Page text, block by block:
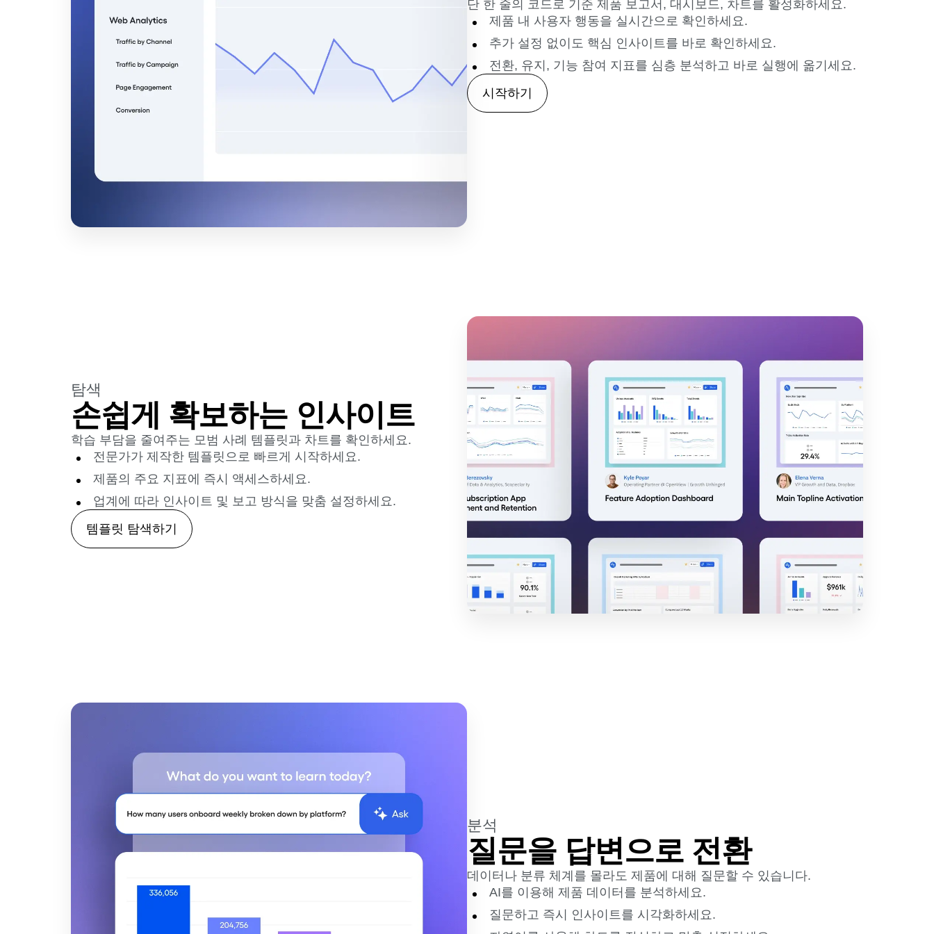
단 한 줄의 코드로 기준 제품 보고서, 대시보드, 차트를 활성화하세요.
제품 내 사용자 행동을 실시간으로 확인하세요.
추가 설정 없이도 핵심 인사이트를 바로 확인하세요.
전환, 유지, 기능 참여 지표를 심층 분석하고 바로 실행에 옮기세요.
시작하기
탐색
손쉽게 확보하는 인사이트
학습 부담을 줄여주는 모범 사례 템플릿과 차트를 확인하세요.
전문가가 제작한 템플릿으로 빠르게 시작하세요.
제품의 주요 지표에 즉시 액세스하세요.
업계에 따라 인사이트 및 보고 방식을 맞춤 설정하세요.
템플릿 탐색하기
분석
질문을 답변으로 전환
데이터나 분류 체계를 몰라도 제품에 대해 질문할 수 있습니다.
AI를 이용해 제품 데이터를 분석하세요.
질문하고 즉시 인사이트를 시각화하세요.